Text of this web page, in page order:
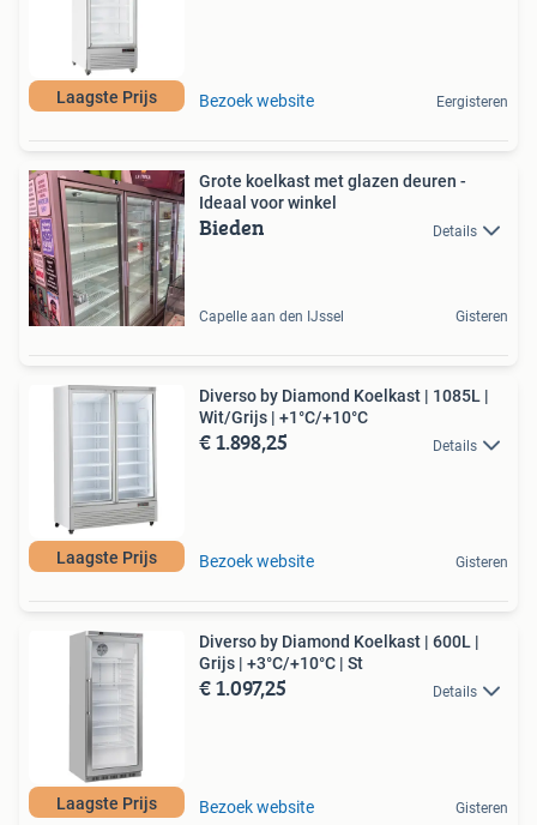
Laagste Prijs Bezoek website Eergisteren
Grote koelkast met glazen deuren -
Ideaal voor winkel
Bieden Details
Capelle aan den IJssel Gisteren
Laagste Prijs
Diverso by Diamond Koelkast | 1085L |
Wit/Grijs | +1°C/+10°C
€ 1.898,25 Details
Bezoek website Gisteren
Laagste Prijs
Diverso by Diamond Koelkast | 600L |
Grijs | +3°C/+10°C | St
€ 1.097,25 Details
Bezoek website Gisteren